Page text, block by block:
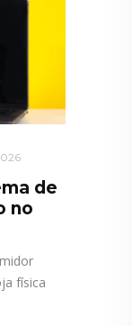
de
no
física